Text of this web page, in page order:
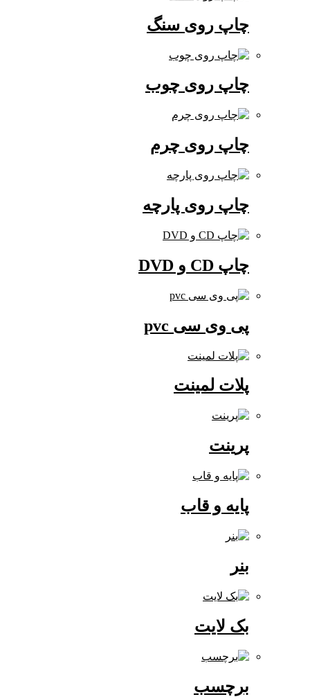
چاپ روی سنگ
چاپ روی چوب
چاپ روی چرم
چاپ روی پارچه
پی وی سی pvc
پلات لمینت
پایه و قاب